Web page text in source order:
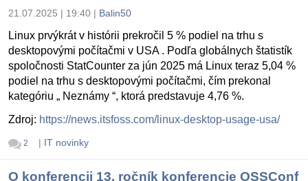
21.07.2025 | 19:40 | Balin50
Linux prvýkrát v histórii prekročil 5 % podiel na trhu s
desktopovými počítačmi v USA . Podľa globálnych štatistík
spoločnosti StatCounter za jún 2025 má Linux teraz 5,04 %
podiel na trhu s desktopovými počítačmi, čím prekonal
kategóriu „ Neznámy “, ktorá predstavuje 4,76 %.
Zdroj: https://news.itsfoss.com/linux-desktop-usage-usa/
2 | IT novinky
O konferencii 13. ročník konferencie OSSConf